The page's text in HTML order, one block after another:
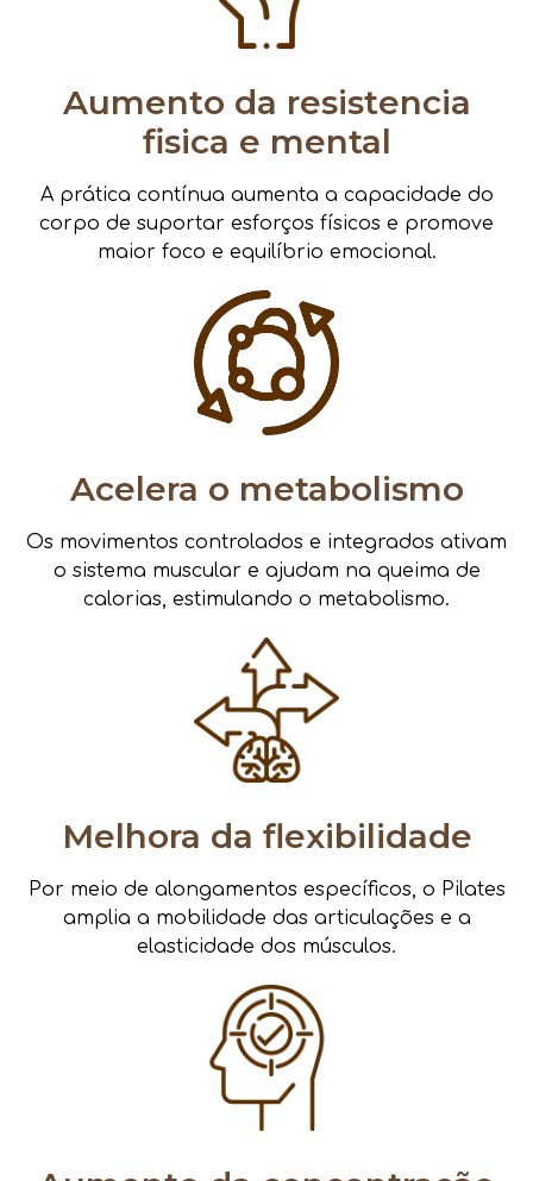
Aumento da resistencia
fisica e mental
A prática contínua aumenta a capacidade do
corpo de suportar esforços físicos e promove
maior foco e equilíbrio emocional.
Acelera o metabolismo
Os movimentos controlados e integrados ativam
o sistema muscular e ajudam na queima de
calorias, estimulando o metabolismo.
Melhora da flexibilidade
Por meio de alongamentos específicos, o Pilates
amplia a mobilidade das articulações e a
elasticidade dos músculos.